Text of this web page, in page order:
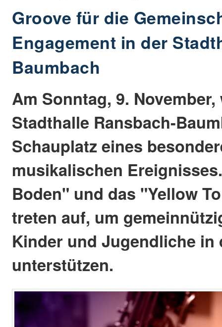
Groove für die
Engagement in der
Baumbach
Am Sonntag, 9.
Stadthalle Ransbach-
Schauplatz eines
musikalischen
Boden" und das "Yellow
treten auf, um
Kinder und Jugendliche in
unterstützen.